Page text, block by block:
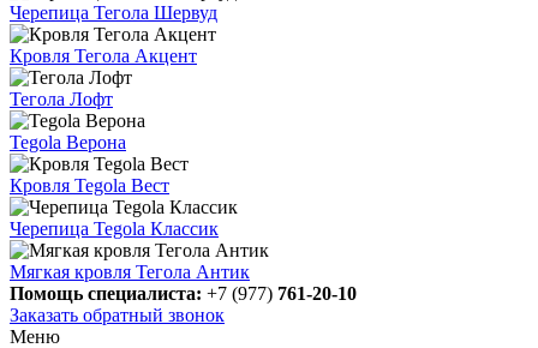
Черепица Тегола Шервуд
Кровля Тегола Акцент
Тегола Лофт
Tegola Верона
Кровля Tegola Вест
Черепица Tegola Классик
Мягкая кровля Тегола Антик
Помощь специалиста: +7 (977) 761-20-10
Заказать обратный звонок
Меню